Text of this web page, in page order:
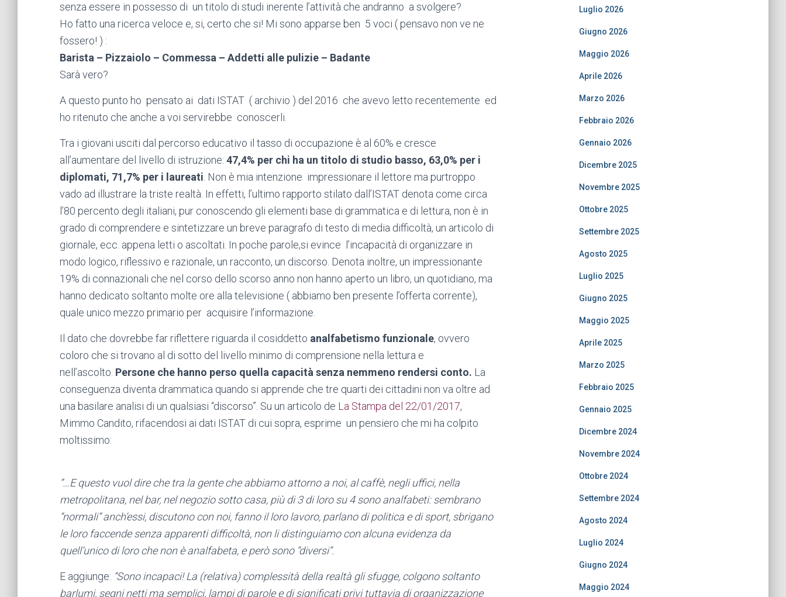
senza essere in possesso di un titolo di studi inerente l’attività che andranno a svolgere?
Ho fatto una ricerca veloce e, si, certo che si! Mi sono apparse ben 5 voci ( pensavo non ve ne
fossero! ) :
Barista – Pizzaiolo – Commessa – Addetti alle pulizie – Badante
Sarà vero?
A questo punto ho pensato ai dati ISTAT ( archivio ) del 2016 che avevo letto recentemente ed
ho ritenuto che anche a voi servirebbe conoscerli.
Tra i giovani usciti dal percorso educativo il tasso di occupazione è al 60% e cresce
all’aumentare del livello di istruzione: 47,4% per chi ha un titolo di studio basso, 63,0% per i
diplomati, 71,7% per i laureati . Non è mia intenzione impressionare il lettore ma purtroppo
vado ad illustrare la triste realtà. In effetti, l’ultimo rapporto stilato dall’ISTAT denota come circa
l’80 percento degli italiani, pur conoscendo gli elementi base di grammatica e di lettura, non è in
grado di comprendere e sintetizzare un breve paragrafo di testo di media difficoltà, un articolo di
giornale, ecc. appena letti o ascoltati. In poche parole,si evince l’incapacità di organizzare in
modo logico, riflessivo e razionale, un racconto, un discorso. Denota inoltre, un impressionante
19% di connazionali che nel corso dello scorso anno non hanno aperto un libro, un quotidiano, ma
hanno dedicato soltanto molte ore alla televisione ( abbiamo ben presente l’offerta corrente),
quale unico mezzo primario per acquisire l’informazione.
Il dato che dovrebbe far riflettere riguarda il cosiddetto analfabetismo funzionale, ovvero
coloro che si trovano al di sotto del livello minimo di comprensione nella lettura e
nell’ascolto. Persone che hanno perso quella capacità senza nemmeno rendersi conto. La
conseguenza diventa drammatica quando si apprende che tre quarti dei cittadini non va oltre ad
una basilare analisi di un qualsiasi “discorso”. Su un articolo de La Stampa del 22/01/2017,
Mimmo Candito, rifacendosi ai dati ISTAT di cui sopra, esprime un pensiero che mi ha colpito
moltissimo:
”…E questo vuol dire che tra la gente che abbiamo attorno a noi, al caffè, negli uffici, nella
metropolitana, nel bar, nel negozio sotto casa, più di 3 di loro su 4 sono analfabeti: sembrano
“normali” anch’essi, discutono con noi, fanno il loro lavoro, parlano di politica e di sport, sbrigano
le loro faccende senza apparenti difficoltà, non li distinguiamo con alcuna evidenza da
quell’unico di loro che non è analfabeta, e però sono “diversi”.
E aggiunge: “Sono incapaci! La (relativa) complessità della realtà gli sfugge, colgono soltanto
barlumi, segni netti ma semplici, lampi di parole e di significati privi tuttavia di organizzazione
Luglio 2026
Giugno 2026
Maggio 2026
Aprile 2026
Marzo 2026
Febbraio 2026
Gennaio 2026
Dicembre 2025
Novembre 2025
Ottobre 2025
Settembre 2025
Agosto 2025
Luglio 2025
Giugno 2025
Maggio 2025
Aprile 2025
Marzo 2025
Febbraio 2025
Gennaio 2025
Dicembre 2024
Novembre 2024
Ottobre 2024
Settembre 2024
Agosto 2024
Luglio 2024
Giugno 2024
Maggio 2024